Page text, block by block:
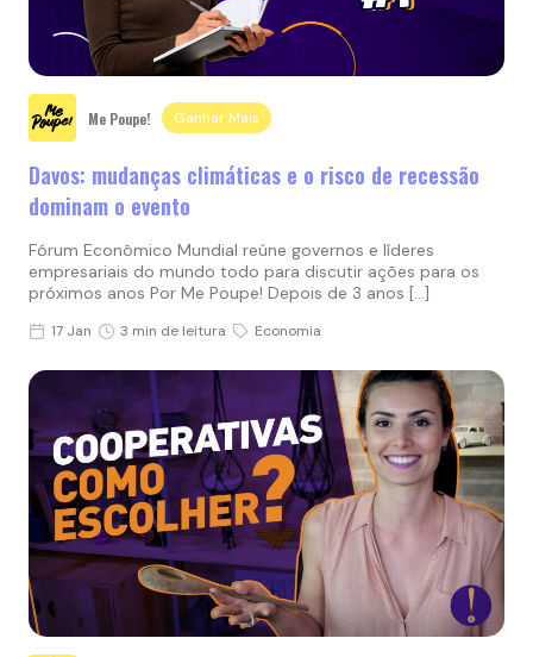
Me Poupe! Ganhar Mais
Davos: mudanças climáticas e o risco de recessão
dominam o evento
Fórum Econômico Mundial reúne governos e líderes
empresariais do mundo todo para discutir ações para os
próximos anos Por Me Poupe! Depois de 3 anos […]
17 Jan 3 min de leitura Economia